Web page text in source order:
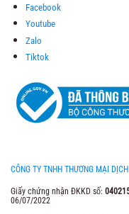
Facebook
Youtube
Zalo
Tiktok
CÔNG TY TNHH THƯƠNG MẠI
Giấy chứng nhận ĐKKD số:
06/07/2022